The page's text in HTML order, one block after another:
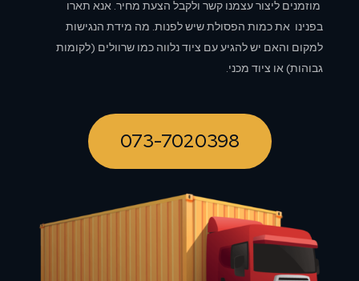
מוזמנים ליצור עצמנו קשר ולקבל הצעת מחיר. אנא תארו
בפנינו את כמות הפסולת שיש לפנות. מה מידת הנגישות
למקום והאם יש להגיע עם ציוד נלווה כמו שרוולים (לקומות
גבוהות) או ציוד מכני.
073-7020398